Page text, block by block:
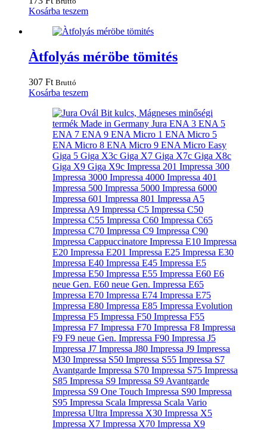
Kosárba teszem
Àtfolyás méröbe tömités
307 Ft Bruttó
Kosárba teszem